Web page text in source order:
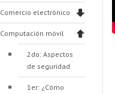
Comercio electrónico
Computación móvil
2do: Aspectos
de seguridad
1er: ¿Cómo